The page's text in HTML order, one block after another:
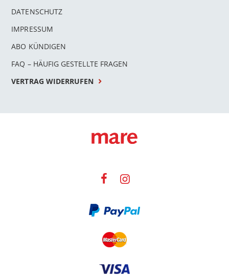
DATENSCHUTZ
IMPRESSUM
ABO KÜNDIGEN
FAQ – HÄUFIG GESTELLTE FRAGEN
VERTRAG WIDERRUFEN